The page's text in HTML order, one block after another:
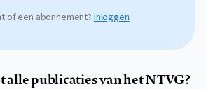
of een abonnement? Inloggen
alle publicaties van het NTVG?